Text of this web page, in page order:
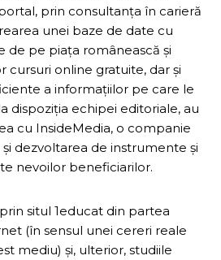
prin consultanţa în carieră
unei baze de date cu
de pe piaţa românească şi
online gratuite, dar şi
a informaţiilor pe care le
dispoziţia echipei editoriale, au
cu InsideMedia, o companie
dezvoltarea de instrumente şi
nevoilor beneficiarilor.
situl 1educat din partea
(în sensul unei cereri reale
mediu) şi, ulterior, studiile